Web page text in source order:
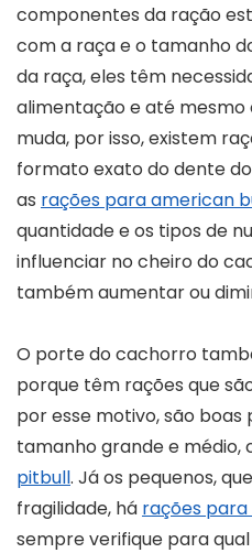
componentes da ração
com a raça e o tamanho
da raça, eles têm
alimentação e até
muda, por isso, existem
formato exato do dente
as rações para american
quantidade e os tipos de
influenciar no cheiro do
também aumentar ou
O porte do cachorro
porque têm rações que
por esse motivo, são
tamanho grande e médio,
pitbull. Já os pequenos,
fragilidade, há rações
sempre verifique para